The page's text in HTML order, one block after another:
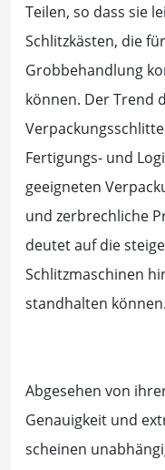
Teilen, so dass sie
Schlitzkästen, die
Grobbehandlung
können. Der Trend
Fertigungs- und
geeigneten
und zerbrechliche
deutet auf die
Schlitzmaschinen
standhalten können.
Abgesehen von
Genauigkeit und
scheinen